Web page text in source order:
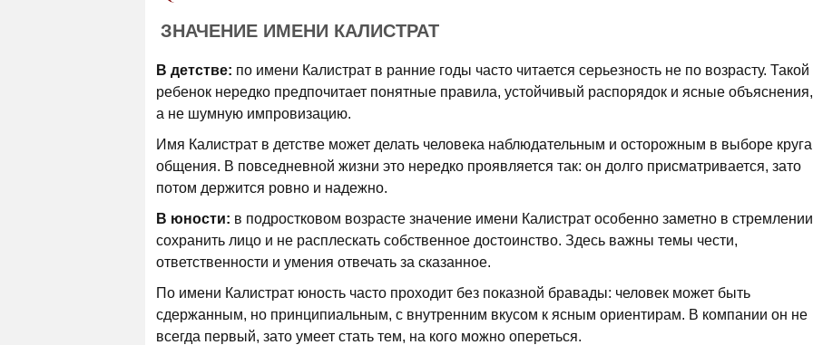
ЗНАЧЕНИЕ ИМЕНИ КАЛИСТРАТ
В детстве: по имени Калистрат в ранние годы часто читается серьезность не по возрасту. Такой
ребенок нередко предпочитает понятные правила, устойчивый распорядок и ясные объяснения,
а не шумную импровизацию.
Имя Калистрат в детстве может делать человека наблюдательным и осторожным в выборе круга
общения. В повседневной жизни это нередко проявляется так: он долго присматривается, зато
потом держится ровно и надежно.
В юности: в подростковом возрасте значение имени Калистрат особенно заметно в стремлении
сохранить лицо и не расплескать собственное достоинство. Здесь важны темы чести,
ответственности и умения отвечать за сказанное.
По имени Калистрат юность часто проходит без показной бравады: человек может быть
сдержанным, но принципиальным, с внутренним вкусом к ясным ориентирам. В компании он не
всегда первый, зато умеет стать тем, на кого можно опереться.